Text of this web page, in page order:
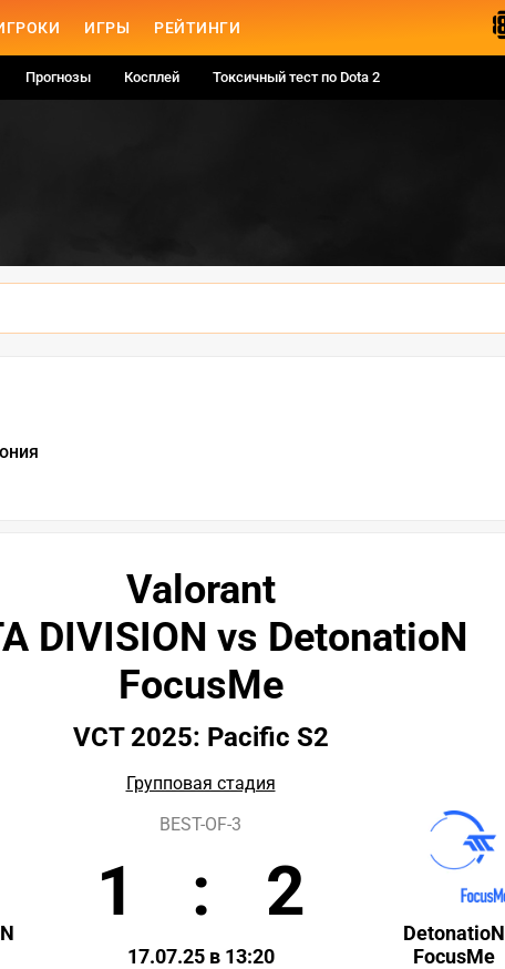
ИГРЫ РЕЙТИНГИ
Прогнозы Косплей Токсичный тест по Dota 2
Valorant
DIVISION vs DetonatioN
FocusMe
VCT 2025: Pacific S2
Групповая стадия
DetonatioN
FocusMe
BEST-OF-3
1 : 2
17.07.25 в 13:20